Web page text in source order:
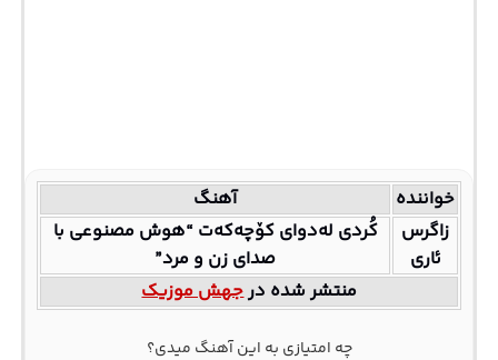
خواننده
آهنگ
زاگرس
ئاری
کُردی لەدوای کۆچەکەت “هوش مصنوعی با
صدای زن و مرد”
منتشر شده درجهش موزیک
چه امتیازی به این آهنگ میدی؟